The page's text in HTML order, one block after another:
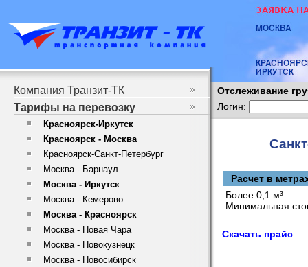
Компания Транзит-ТК
Тарифы на перевозку
Красноярск-Иркутск
Красноярск - Москва
Красноярск-Санкт-Петербург
Москва - Барнаул
Москва - Иркутск
Москва - Кемерово
Москва - Красноярск
Москва - Новая Чара
Москва - Новокузнецк
Москва - Новосибирск
Отслеживание
Логин:
Расчет в
Более 0,1 м³
Минимальная
Скачать прайс